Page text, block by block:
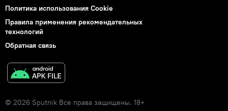
Политика использования Cookie
Правила применения рекомендательных
технологий
Обратная связь
© 2026 Sputnik Все права защищены. 18+